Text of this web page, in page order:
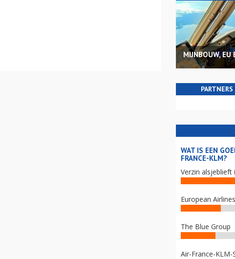
MIJNBOUW, EU
WAT IS EEN
FRANCE-KLM?
Verzin alsjeblieft
European
The Blue Group
Air-France-KLM-